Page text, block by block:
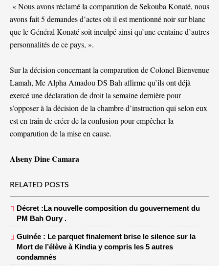
« Nous avons réclamé la comparution de Sekouba Konaté, nous
avons fait 5 demandes d’actes où il est mentionné noir sur blanc
que le Général Konaté soit inculpé ainsi qu’une centaine d’autres
personnalités de ce pays, ».
Sur la décision concernant la comparution de Colonel Bienvenue
Lamah, Me Alpha Amadou DS Bah affirme qu’ils ont déjà
exercé une déclaration de droit la semaine dernière pour
s’opposer à la décision de la chambre d’instruction qui selon eux
est en train de créer de la confusion pour empêcher la
comparution de la mise en cause.
Alseny Dine Camara
RELATED POSTS
Décret :La nouvelle composition du gouvernement du
PM Bah Oury .
Guinée : Le parquet finalement brise le silence sur la
Mort de l’élève à Kindia y compris les 5 autres
condamnés